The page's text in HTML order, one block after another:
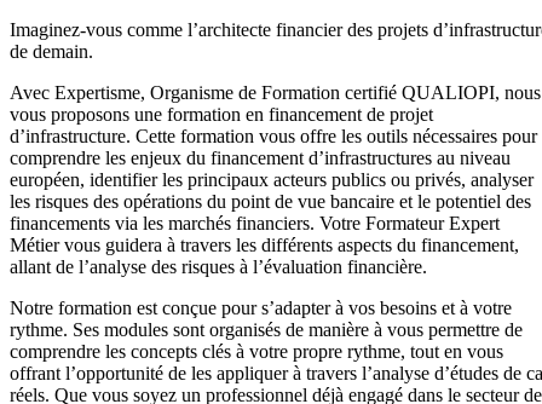
Imaginez-vous comme l’architecte financier des projets
de demain.
Avec Expertisme, Organisme de Formation certifié QUALIOPI, nous
vous proposons une formation en financement de projet
d’infrastructure. Cette formation vous offre les outils nécessaires pour
comprendre les enjeux du financement d’infrastructures au niveau
européen, identifier les principaux acteurs publics ou privés, analyser
les risques des opérations du point de vue bancaire et le potentiel des
financements via les marchés financiers. Votre Formateur Expert
Métier vous guidera à travers les différents aspects du financement,
allant de l’analyse des risques à l’évaluation financière.
Notre formation est conçue pour s’adapter à vos besoins et à votre
rythme. Ses modules sont organisés de manière à vous permettre de
comprendre les concepts clés à votre propre rythme, tout en vous
offrant l’opportunité de les appliquer à travers l’analyse d’études de
réels. Que vous soyez un professionnel déjà engagé dans le secteur